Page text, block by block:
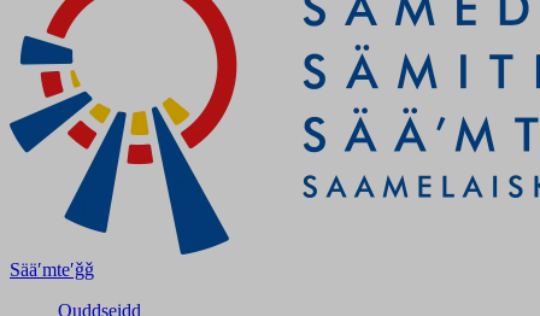
Sääʹmteʹǧǧ
Ouddseidd